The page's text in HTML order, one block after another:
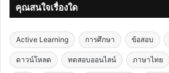
คุณสนใจเรื่องใด
Active Learning การศึกษา ข้อสอบ
ดาวน์โหลด ทดสอบออนไลน์ ภาษาไทย